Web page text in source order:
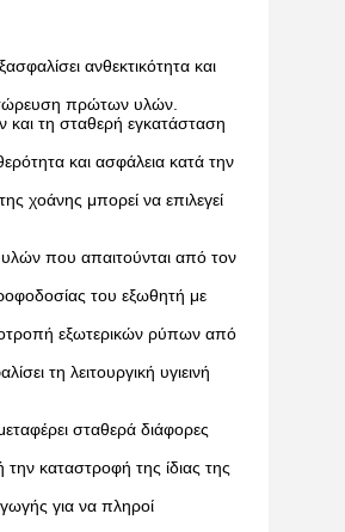
ανθεκτικότητα και
πρώτων υλών.
τη σταθερή εγκατάσταση
και ασφάλεια κατά την
χοάνης μπορεί να επιλεγεί
που απαιτούνται από τον
του εξωθητή με
εξωτερικών ρύπων από
τη λειτουργική υγιεινή
σταθερά διάφορες
καταστροφή της ίδιας της
για να πληροί